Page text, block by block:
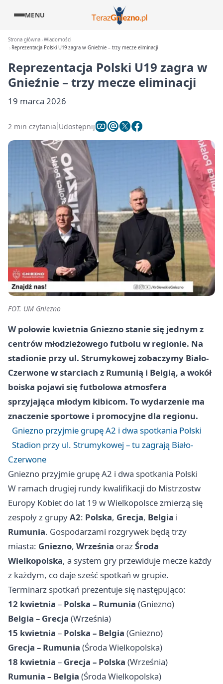
MENU
Strona główna Wiadomości
Reprezentacja Polski U19 zagra w Gnieźnie – trzy mecze eliminacji
Reprezentacja Polski U19 zagra w
Gnieźnie – trzy mecze eliminacji
19 marca 2026
2 min czytania Udostępnij
FOT. UM Gniezno
W połowie kwietnia Gniezno stanie się jednym z
centrów młodzieżowego futbolu w regionie. Na
stadionie przy ul. Strumykowej zobaczymy Biało-
Czerwone w starciach z Rumunią i Belgią, a wokół
boiska pojawi się futbolowa atmosfera
sprzyjająca młodym kibicom. To wydarzenie ma
znaczenie sportowe i promocyjne dla regionu.
Gniezno przyjmie grupę A2 i dwa spotkania Polski
Stadion przy ul. Strumykowej – tu zagrają Biało-
Czerwone
Gniezno przyjmie grupę A2 i dwa spotkania Polski
W ramach drugiej rundy kwalifikacji do Mistrzostw
Europy Kobiet do lat 19 w Wielkopolsce zmierzą się
zespoły z grupyA2: Polska, Grecja, Belgia i
Rumunia. Gospodarzami rozgrywek będą trzy
miasta: Gniezno, Września orazŚroda
Wielkopolska, a system gry przewiduje mecze każdy
z każdym, co daje sześć spotkań w grupie.
Terminarz spotkań prezentuje się następująco:
12 kwietnia – Polska – Rumunia (Gniezno)
Belgia – Grecja (Września)
15 kwietnia – Polska – Belgia (Gniezno)
Grecja – Rumunia (Środa Wielkopolska)
18 kwietnia – Grecja – Polska (Września)
Rumunia – Belgia (Środa Wielkopolska)